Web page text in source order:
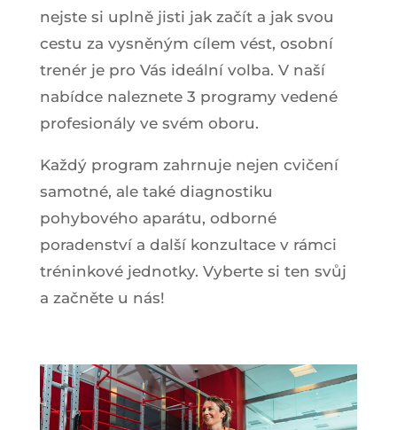
nejste si uplně jisti jak začít a jak svou
cestu za vysněným cílem vést, osobní
trenér je pro Vás ideální volba. V naší
nabídce naleznete 3 programy vedené
profesionály ve svém oboru.
Každý program zahrnuje nejen cvičení
samotné, ale také diagnostiku
pohybového aparátu, odborné
poradenství a další konzultace v rámci
tréninkové jednotky. Vyberte si ten svůj
a začněte u nás!